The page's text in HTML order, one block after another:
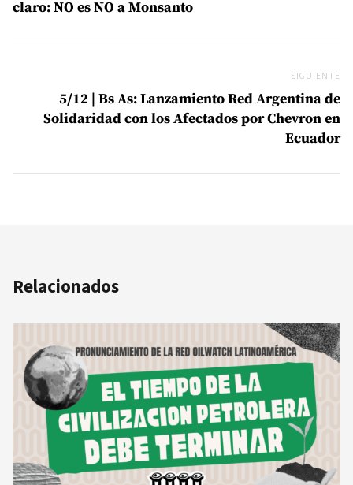
claro: NO es NO a Monsanto
SIGUIENTE
5/12 | Bs As: Lanzamiento Red Argentina de
Solidaridad con los Afectados por Chevron en
Ecuador
Relacionados